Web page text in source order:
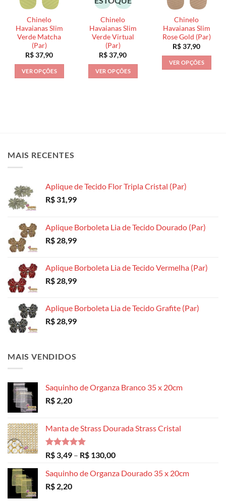
podem
ser
escolhidas
na
página
do
produto
podem
ser
escolhidas
na
página
do
produto
ser
escolhidas
na
página
do
produto
Chinelo
Havaianas Slim
Verde Matcha
(Par)
R$37,90
VER OPÇÕES
podem
na
página
Chinelo
Havaianas Slim
Verde Virtual
(Par)
R$37,90
VER OPÇÕES
na
Chinelo
Havaianas Slim
Rose Gold (Par)
R$37,90
VER OPÇÕES
página
MAIS RECENTES
Aplique de Tecido Flor Tripla Cristal (Par)
R$ 31,99
Aplique Borboleta Lia de Tecido Dourado (Par)
R$ 28,99
Aplique Borboleta Lia de Tecido Vermelha (Par)
R$ 28,99
Aplique Borboleta Lia de Tecido Grafite (Par)
R$ 28,99
MAIS VENDIDOS
Saquinho de Organza Branco 35 x 20cm
R$ 2,20
Manta de Strass Dourada Strass Cristal
Avaliação
5.00
de 5
R$ 3,49 – R$ 130,00Faixa
preço:
Saquinho de Organza Dourado 35 x 20cm
R$ 2,20